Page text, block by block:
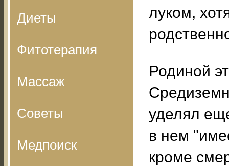
Диеты
Фитотерапия
Массаж
Советы
Медпоиск
луком,
Родиной
уделял
в нем
кроме